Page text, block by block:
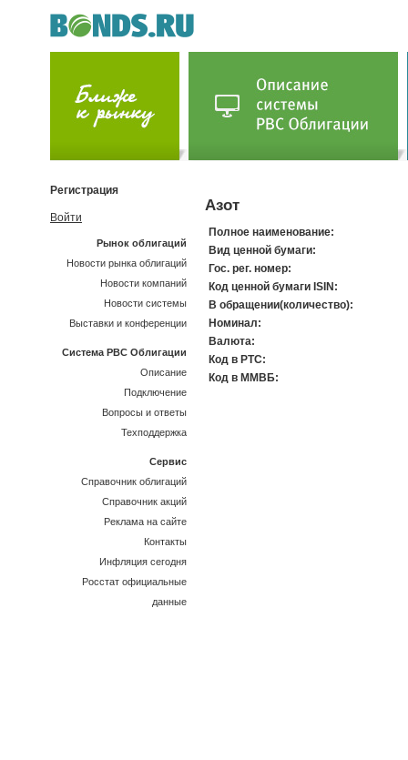
Азот
Полное наименование:
Вид ценной бумаги:
Гос. рег. номер:
Код ценной бумаги ISIN:
В обращении(количество):
Номинал:
Валюта:
Код в РТС:
Код в ММВБ:
Регистрация
Войти
Рынок облигаций
Новости рынка облигаций
Новости компаний
Новости системы
Выставки и конференции
Система РВС Облигации
Описание
Подключение
Вопросы и ответы
Техподдержка
Сервис
Справочник облигаций
Справочник акций
Реклама на сайте
Контакты
Инфляция сегодня
Росстат официальные
данные